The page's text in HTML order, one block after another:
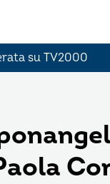
su TV2000